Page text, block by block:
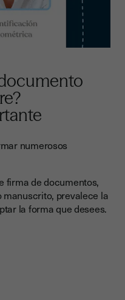
numerosos
firma de documentos,
prevalece la
la forma que desees.